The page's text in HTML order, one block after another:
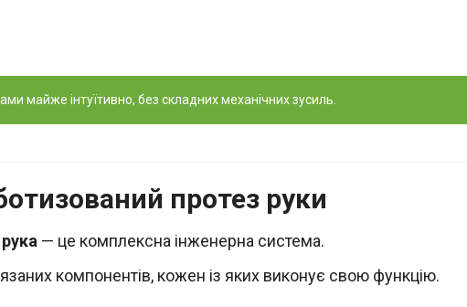
майже інтуїтивно, без складних механічних зусиль.
протез руки
— це комплексна інженерна система.
компонентів, кожен із яких виконує свою функцію.